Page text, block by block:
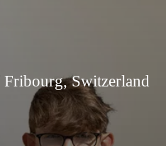
Switzerland